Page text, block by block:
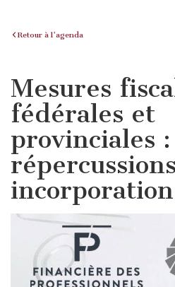
Retour à l'agenda
Mesures
fédérales et
provinciales :
incorporation